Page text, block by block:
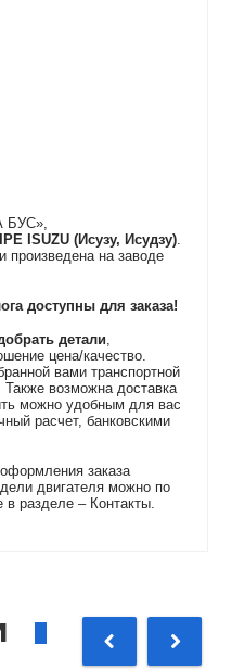
БУС»,
ISUZU (Исузу, Исудзу).
произведена на заводе
доступны для заказа!
детали,
цена/качество.
вами транспортной
Также возможна доставка
можно удобным для вас
расчет, банковскими
заказа
двигателя можно по
разделе – Контакты.